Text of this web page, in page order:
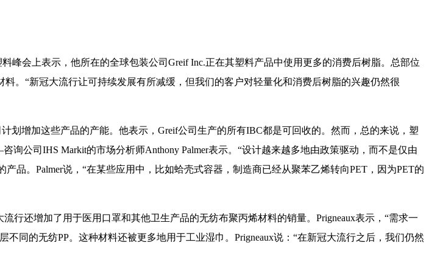
峰会上表示，他所在的全球包装公司Greif Inc.正在其塑料产品中使用更多的消费后树脂。 总部位
。 “新冠大流行让可持续发展有所减缓，但我们的客户对轻量化和消费后树脂的兴趣仍然很
划增加这些产品的产能。他表示， Greif公司生产的所有IBC都是可回收的。 然而，总的来说，塑
询公司 IHS Markit的市场分析师Anthony Palmer表示。 “设计越来越多地由政策驱动，而不是仅由
品。 Palmer说，“在某些应用中，比如蛤壳式容器，制造商已经从聚苯乙烯转向PET ，因为PET的
流行还增加了用于医用口罩和其他卫生产品的无纺布聚丙烯材料的销量。 Prigneaux表示，“需求一
不同的无纺PP。这种材料还被更多地用于工业湿巾。 Prigneaux说：“在新冠大流行之后，我们仍然